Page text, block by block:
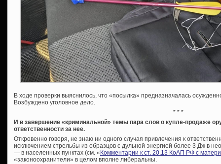
В ходе проверки выяснилось, что «посылка» предназначалась
Возбуждено уголовное дело.
* * *
И в завершение «криминальной» темы пара слов о купле-продаже
ответственности за нее.
Откровенно говоря, не знаю ни одного случая привлечения к
исключением стрельбы из образцов с дульной энергией более 3 Дж в
— в населенных пунктах (см. « Комментарии к ст. 20.13 КоАП РФ с
«законоохранители» в целом вполне либеральны.